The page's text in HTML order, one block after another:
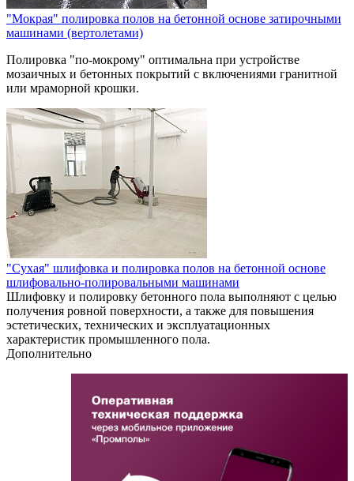
"Мокрая" полировка полов на бетонной основе затирочными
машинами (вертолетами)
Полировка "по-мокрому" оптимальна при устройстве
мозаичных и бетонных покрытий с включениями гранитной
или мраморной крошки.
"Сухая" шлифовка и полировка полов на бетонной основе
шлифовально-полировальными машинами
Шлифовку и полировку бетонного пола выполняют с целью
получения ровной поверхности, а также для повышения
эстетических, технических и эксплуатационных
характеристик промышленного пола.
Дополнительно